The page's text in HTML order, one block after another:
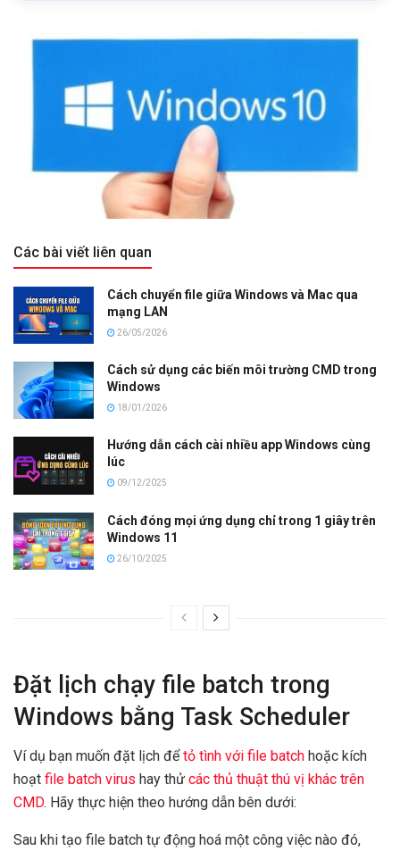
Các bài viết liên quan
Cách chuyển file giữa Windows và Mac qua
mạng LAN
26/05/2026
Cách sử dụng các biến môi trường CMD trong
Windows
18/01/2026
Hướng dẫn cách cài nhiều app Windows cùng
lúc
09/12/2025
Cách đóng mọi ứng dụng chỉ trong 1 giây trên
Windows 11
26/10/2025
Đặt lịch chạy file batch trong
Windows bằng Task Scheduler
Ví dụ bạn muốn đặt lịch đểtỏ tình với file batch hoặc kích
hoạt file batch virus hay thử các thủ thuật thú vị khác trên
CMD. Hãy thực hiện theo hướng dẫn bên dưới:
Sau khi tạo file batch tự động hoá một công việc nào đó,